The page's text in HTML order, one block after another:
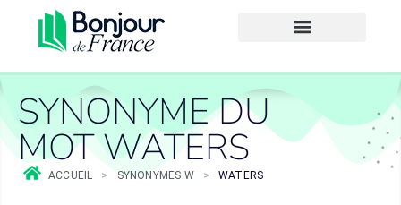
SYNONYME DU
MOT WATERS
ACCUEIL > SYNONYMES W > WATERS